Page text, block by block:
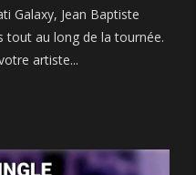
Galaxy, Jean Baptiste
tout au long de la tournée.
artiste...